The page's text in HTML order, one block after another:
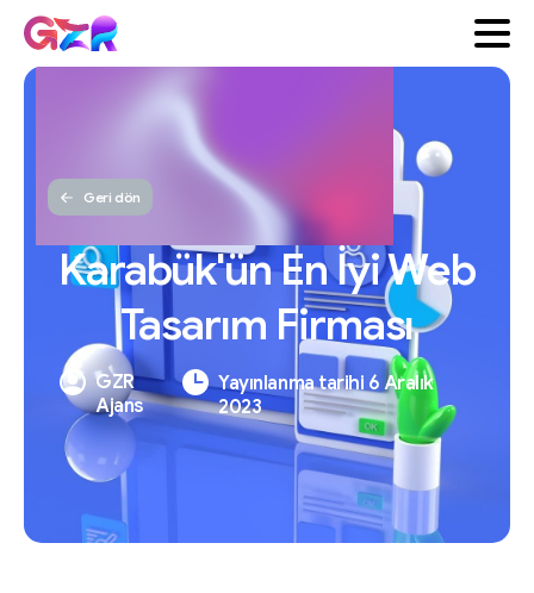
Geri dön
Karabük'ünEnİyiWeb
Tasarım Firması
GZR
Ajans
Yayınlanma tarihi 6 Aralık
2023